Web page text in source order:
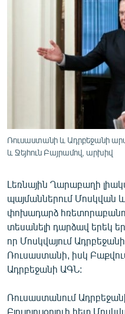
ՏԱՐԱԾԱՇՐՋԱՆ
ՄԻՋԱԶԳԱՅԻՆ
ՄՇԱԿՈՒՅԹ
ՄԵԿՆԱԲԱՆՈՒԹՅՈՒՆ
ԱՐԽԻՎ
ԲԱՆԱՎԵՃ
ՁԳՏԵԼՈՎ ԼԱՎԱԳՈՒՅՆԻՆ
ՓՈԴՔԱՍԹ
Հայերեն
English
Ռուսաստանի և Ադրբեջանի
և Ջեյհուն Բայրամով, արխիվ
Լեռնային Ղարաբաղի
պայմաններում Մոսկվան
փոխադարձ
տեսանելի դարձավ երեկ
որ Մոսկվայում
Ռուսաստանի, իսկ
Ադրբեջանի ԱԳՆ:
Ռուսաստանում
Բյուլբյուլօղլուի հետ